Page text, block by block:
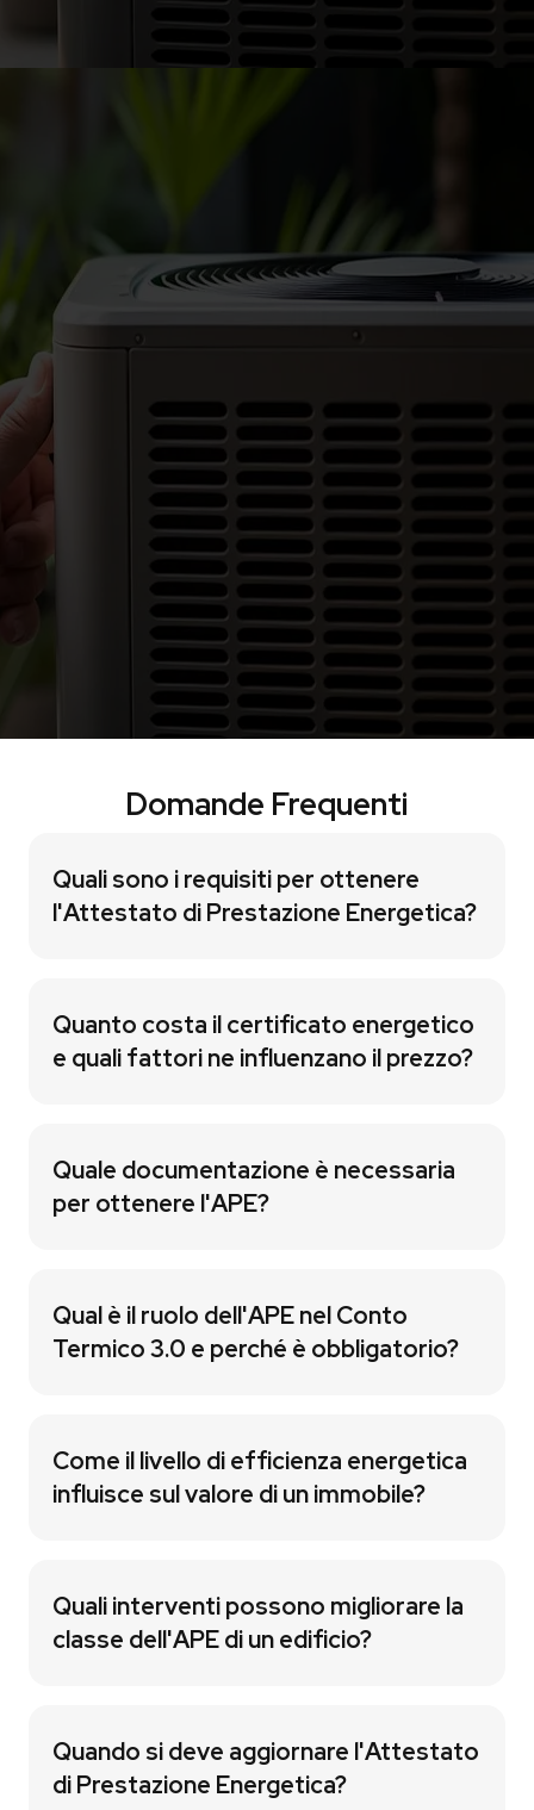
3. Progettazione tecnica dell’intervento
Coordiniamo la progettazione degli interventi (pompe
di calore, solare termico, sistemi ibridi, integrazioni).
Gestiamo il rapporto con installatori e fornitori,
assicurandoci che le soluzioni adottate siano conformi
alla documentazione richiesta dal GSE.
5. Gestione della pratica GSE
Predisponiamo la documentazione seguendo l’iter fino
all’istruttoria e alla validazione dell’incentivo.
6. Supporto fino all’erogazione dell’incentivo
Affianchiamo il cliente durante tutto il processo,
rispondendo a eventuali richieste di integrazione del
Domande Frequenti
Quali sono i requisiti per ottenere
l'Attestato di Prestazione Energetica?
Quanto costa il certificato energetico
e quali fattori ne influenzano il prezzo?
Quale documentazione è necessaria
per ottenere l'APE?
Qual è il ruolo dell'APE nel Conto
Termico 3.0 e perché è obbligatorio?
Come il livello di efficienza energetica
influisce sul valore di un immobile?
Quali interventi possono migliorare la
classe dell'APE di un edificio?
Quando si deve aggiornare l'Attestato
di Prestazione Energetica?